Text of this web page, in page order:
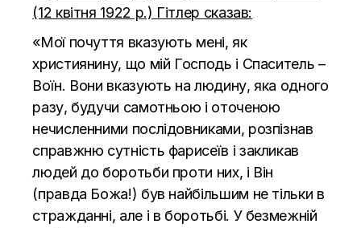
(12 квітня 1922 р.) Гітлер сказав:
«Мої почуття вказують мені, як
християнину, що мій Господь і Спаситель –
Воїн. Вони вказують на людину, яка одного
разу, будучи самотньою і оточеною
нечисленними послідовниками, розпізнав
справжню сутність фарисеїв і закликав
людей до боротьби проти них, і Він
(правда Божа!) був найбільшим не тільки в
стражданні, але і в боротьбі. У безмежній